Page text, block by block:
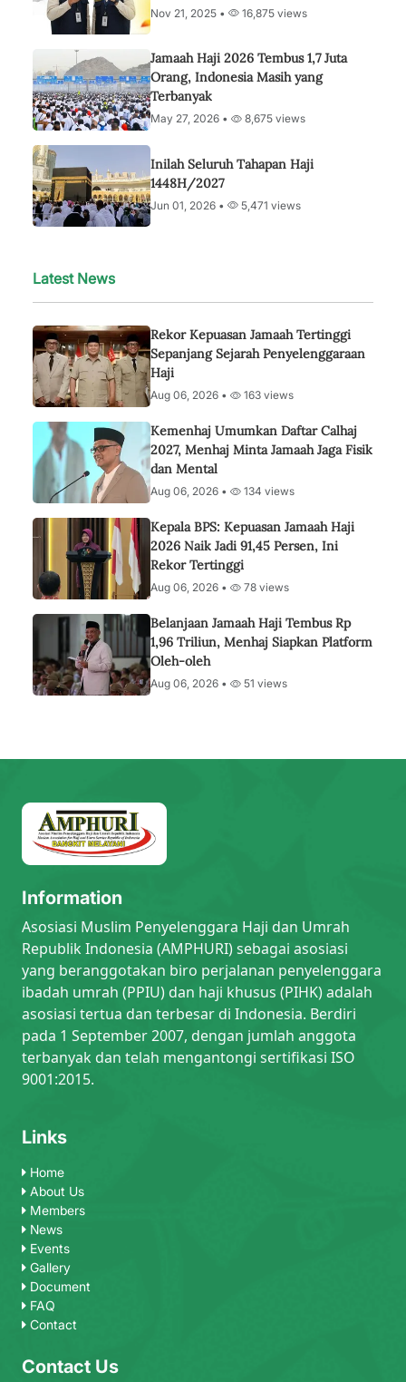
Nov 21, 2025 • 16,875 views
Jamaah Haji 2026 Tembus 1,7 Juta
Orang, Indonesia Masih yang
Terbanyak
May 27, 2026 • 8,675 views
Inilah Seluruh Tahapan Haji
1448H/2027
Jun 01, 2026 • 5,471 views
Latest News
Rekor Kepuasan Jamaah Tertinggi
Sepanjang Sejarah Penyelenggaraan
Haji
Aug 06, 2026 • 163 views
Kemenhaj Umumkan Daftar Calhaj
2027, Menhaj Minta Jamaah Jaga Fisik
dan Mental
Aug 06, 2026 • 134 views
Kepala BPS: Kepuasan Jamaah Haji
2026 Naik Jadi 91,45 Persen, Ini
Rekor Tertinggi
Aug 06, 2026 • 78 views
Belanjaan Jamaah Haji Tembus Rp
1,96 Triliun, Menhaj Siapkan Platform
Oleh-oleh
Aug 06, 2026 • 51 views
Information
Asosiasi Muslim Penyelenggara Haji dan Umrah
Republik Indonesia (AMPHURI) sebagai asosiasi
yang beranggotakan biro perjalanan penyelenggara
ibadah umrah (PPIU) dan haji khusus (PIHK) adalah
asosiasi tertua dan terbesar di Indonesia. Berdiri
pada 1 September 2007, dengan jumlah anggota
terbanyak dan telah mengantongi sertifikasi ISO
9001:2015.
Links
Home
About Us
Members
News
Events
Gallery
Document
FAQ
Contact
Contact Us